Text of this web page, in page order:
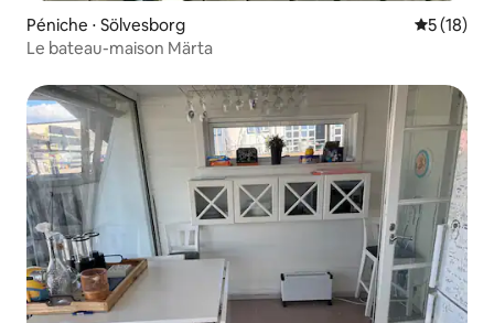
Péniche ⋅ Sölvesborg
5 (18)
Le bateau-maison Märta